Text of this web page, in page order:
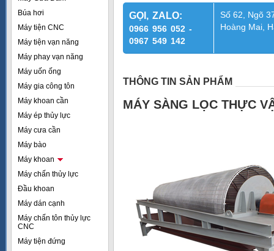
Búa hơi
Máy tiện CNC
Máy tiện vạn năng
Máy phay vạn năng
Máy uốn ống
Máy gia công tôn
Máy khoan cần
Máy ép thủy lực
Máy cưa cần
Máy bào
Máy khoan
Máy chấn thủy lực
Đầu khoan
Máy dán cạnh
Máy chấn tôn thủy lực
CNC
Máy tiện đứng
GỌI, ZALO:
0966 956 052 -
0967 549 142
Số 62, Ngõ
Hoàng Mai,
THÔNG TIN SẢN PHẨM
MÁY SÀNG LỌC THỰC